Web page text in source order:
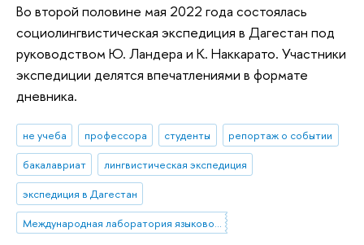
Во второй половине мая 2022 года состоялась
социолингвистическая экспедиция в Дагестан под
руководством Ю. Ландера и К. Наккарато. Участники
экспедиции делятся впечатлениями в формате
дневника.
не учеба профессора студенты
репортаж о событии
бакалавриат
лингвистическая экспедиция
экспедиция в Дагестан